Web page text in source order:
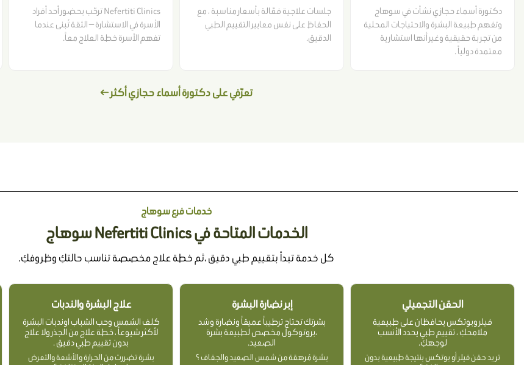
دكتورة أسماء حجازي نشأت في سوهاج
وتفهم طبيعة البشرة والاحتياجات المحلية
من تجربة حقيقية وغير أنها استشارية
معتمدة دولياً .
جلسات علاجية فعّالة بأسعار مناسبة ، مع
الحفاظ على نفس معايير التقييم الطبي
الدقيق.
Nefertiti Clinics ترحّب بحضور أحد أفراد
الأسرة في الاستشارة — الثقة تُبنى عندما
تفهم الأسرة خطة العلاج معاً.
تعرّفي على دكتورة أسماء حجازي أكثر ←
خدمات فرع سوهاج
الخدمات المتاحة في Nefertiti Clinics سوهاج
كل خدمة تبدأ بتقييم طبي دقيق ،ثم خطة علاج مخصصة تناسب حالتكِ وظروفكِ.
الحقن التجميلي
فيلر وبوتكس يحافظان على طبيعية
ملامحكِ ، تقييم طبي يحدد الأنسب
لوجهكِ.
تريد حقن فيلر أو بوتكس بنتيجة طبيعية بدون
إبر نضارة البشرة
بشرتك تحتاج ترطيباً عميقاً ونضارة وشد
،بروتوكول مخصص لطبيعة بشرة
الصعيد.
بشرة مُرهقة من شمس الصعيد والجفاف ؟
علاج البشرة والندبات
كلف الشمس وحب الشباب اوندبات البشرة
لأكثر شيوعاً ، خطة علاج من الجذر ولا علاج
بدون تقييم طبي دقيق .
بشرة تضررت من الحرارة والأشعة والتعرض